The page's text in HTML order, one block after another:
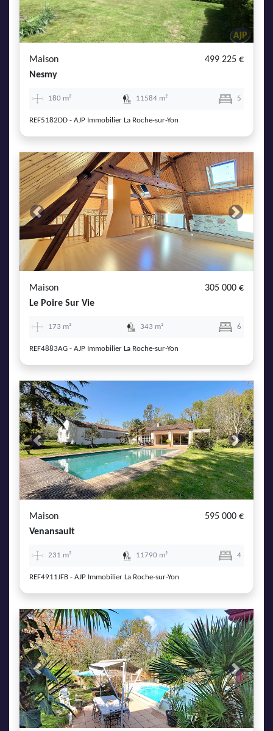
Maison
499 225 €
Nesmy
180 m² 11584 m² 5
REF5182DD - AJP Immobilier La Roche-sur-Yon
Previous Next
Maison
305 000 €
Le Poire Sur Vie
173 m² 343 m² 6
REF4883AG - AJP Immobilier La Roche-sur-Yon
Previous Next
Maison
595 000 €
Venansault
231 m² 11790 m² 4
REF4911JFB - AJP Immobilier La Roche-sur-Yon
Previous Next